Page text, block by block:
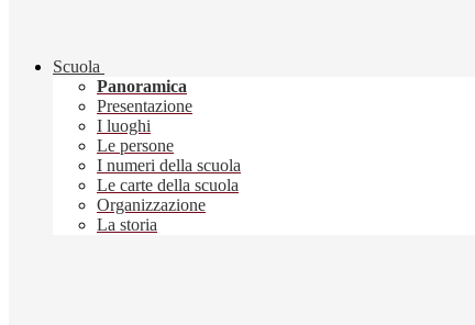
Scuola
Panoramica
Presentazione
I luoghi
Le persone
I numeri della scuola
Le carte della scuola
Organizzazione
La storia